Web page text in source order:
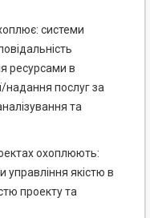
системи
ресурсами в
надання послуг за
та
охоплюють:
управління якістю в
проекту та